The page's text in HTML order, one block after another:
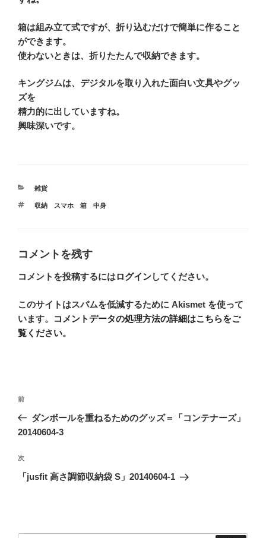
箱は組み立て式ですが、折り込むだけで簡単に作ること
ができます。
使わないときは、折りたたんで収納できます。
キングジムは、デジタルを取り入れた面白い文具やグッ
ズを
精力的に出していますね。
興味深いです。
カ
ゴ
雑貨
タ
収納 スマホ 箱 中身
コメントを残す
コメントを投稿するにはログインしてください。
このサイトはスパムを低減するために Akismet を使って
います。
コメントデータの処理方法の詳細はこちらをご
覧ください。
投
ナ
ゲ
ー
前
の
投
前
ダンボールを重ねるためのグッズ＝「コンテナーズ」
20140604-3
次
の
次
「jusfit 高さ調節収納袋 S」20140604-1